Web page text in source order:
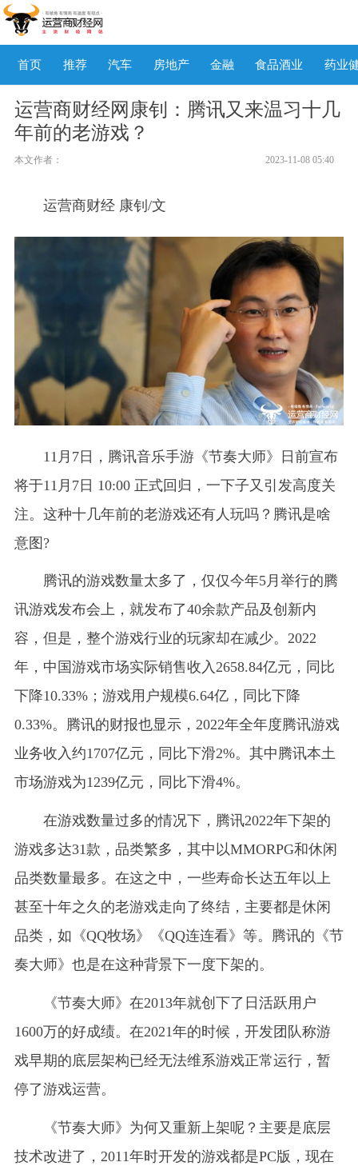
首页 推荐 汽车 房地产 金融 食品酒业 药业
运营商财经网康钊：腾讯又来温习十几
年前的老游戏？
本文作者： 2023-11-08 05:40
运营商财经 康钊/文
11月7日，腾讯音乐手游《节奏大师》日前宣布
将于11月7日 10:00 正式回归，一下子又引发高度关
注。这种十几年前的老游戏还有人玩吗？腾讯是啥
意图?
腾讯的游戏数量太多了，仅仅今年5月举行的腾
讯游戏发布会上，就发布了40余款产品及创新内
容，但是，整个游戏行业的玩家却在减少。2022
年，中国游戏市场实际销售收入2658.84亿元，同比
下降10.33%；游戏用户规模6.64亿，同比下降
0.33%。腾讯的财报也显示，2022年全年度腾讯游戏
业务收入约1707亿元，同比下滑2%。其中腾讯本土
市场游戏为1239亿元，同比下滑4%。
在游戏数量过多的情况下，腾讯2022年下架的
游戏多达31款，品类繁多，其中以MMORPG和休闲
品类数量最多。在这之中，一些寿命长达五年以上
甚至十年之久的老游戏走向了终结，主要都是休闲
品类，如《QQ牧场》《QQ连连看》等。腾讯的《节
奏大师》也是在这种背景下一度下架的。
《节奏大师》在2013年就创下了日活跃用户
1600万的好成绩。在2021年的时候，开发团队称游
戏早期的底层架构已经无法维系游戏正常运行，暂
停了游戏运营。
《节奏大师》为何又重新上架呢？主要是底层
技术改进了，2011年时开发的游戏都是PC版，现在